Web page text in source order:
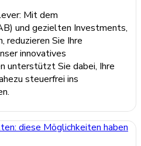
Mit dem
und gezielten Investments,
reduzieren Sie Ihre
innovatives
unterstützt Sie dabei, Ihre
steuerfrei ins